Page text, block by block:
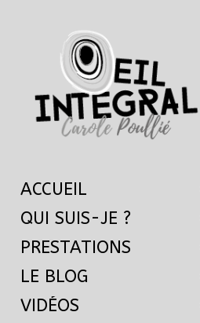
ACCUEIL
QUI SUIS-JE ?
PRESTATIONS
LE BLOG
VIDÉOS